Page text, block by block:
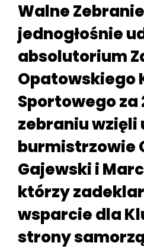
Walne
jednogłośnie
absolutorium
Opatowskiego
Sportowego za
zebraniu wzięli
burmistrzowie
Gajewski i
którzy
wsparcie dla
strony